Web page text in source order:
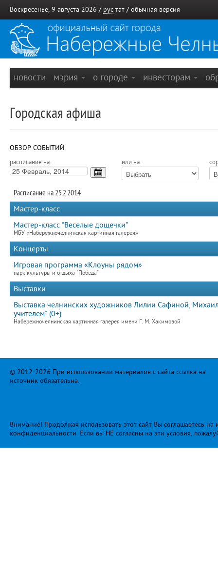
Воскресенье, 9 августа 2026 / рус тат / обычная версия
новости мэрия о городе инвесторам
Городская афиша
ОБЗОР СОБЫТИЙ
расписание на: или на:
Расписание на 25.2.2014
Мастер-класс
Мастер-класс "Веселые дощечки"
МБУ «Набережночелнинская картинная галерея»
Концерты
Игровая программа «Клоуны рядом»
парк культуры и отдыха "Победа"
Выставки
Выставка челнинских художников Лилии Сафиной,
учителем" (0+)
Набережночелнинская картинная галерея имени Г. М. Хакимовой
© 2012-2026 При использовании материалов с сайта ссылка на
источник обязательна.
Внимание! Продолжая использовать этот сайт Вы соглашаетесь
конфиденциальности. Если вы НЕ согласны на эти условия,